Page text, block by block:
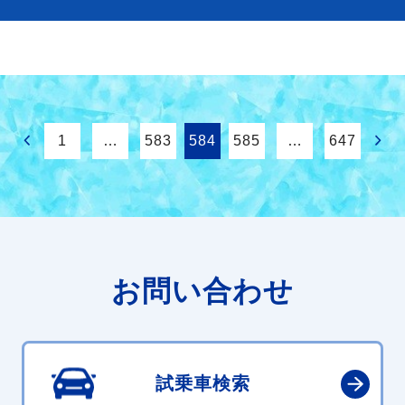
1 … 583 584 585 … 647
お問い合わせ
試乗車検索